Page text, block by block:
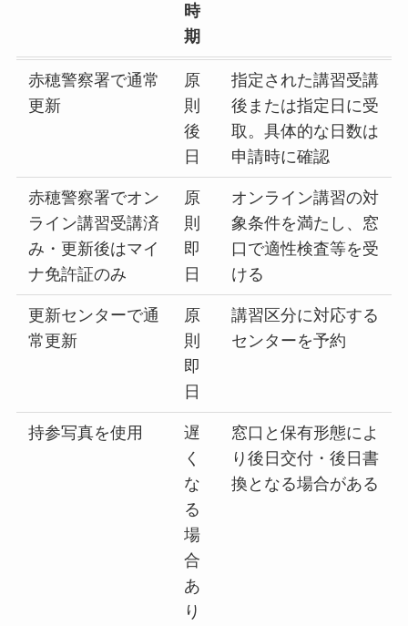
時
期
赤穂警察署で通常
更新
原
則
後
日
指定された講習受講
後または指定日に受
取。具体的な日数は
申請時に確認
赤穂警察署でオン
ライン講習受講済
み・更新後はマイ
ナ免許証のみ
原
則
即
日
オンライン講習の対
象条件を満たし、窓
口で適性検査等を受
ける
更新センターで通
常更新
原
則
即
日
講習区分に対応する
センターを予約
持参写真を使用
遅
く
な
る
場
合
あ
り
窓口と保有形態によ
り後日交付・後日書
換となる場合がある